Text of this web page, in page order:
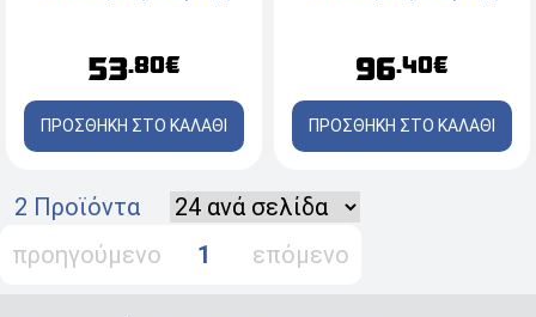
53.80€
ΠΡΟΣΘΗΚΗ ΣΤΟ ΚΑΛΑΘΙ
96.40€
ΠΡΟΣΘΗΚΗ ΣΤΟ ΚΑΛΑΘΙ
2 Προϊόντα
προηγούμενο
1 επόμενο